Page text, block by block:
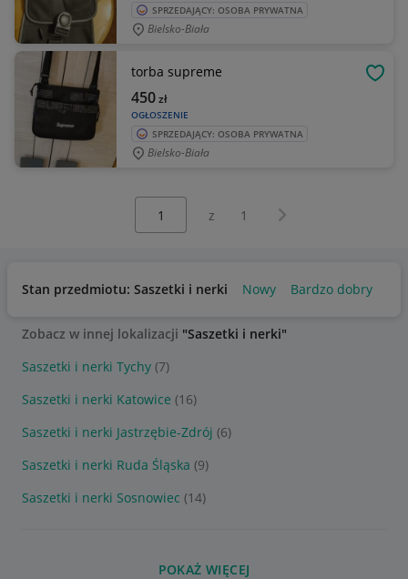
SPRZEDAJĄCY: OSOBA PRYWATNA
Bielsko-Biała
torba supreme
OGŁOSZENIE
450zł
SPRZEDAJĄCY: OSOBA PRYWATNA
Bielsko-Biała
z 1 Następna strona
Stan przedmiotu: Saszetki i nerki Nowy Bardzo dobry
Zobacz w innej lokalizacji "Saszetki i nerki"
Saszetki i nerki Tychy (7)
Saszetki i nerki Katowice (16)
Saszetki i nerki Jastrzębie-Zdrój (6)
Saszetki i nerki Ruda Śląska (9)
Saszetki i nerki Sosnowiec (14)
POKAŻ WIĘCEJ